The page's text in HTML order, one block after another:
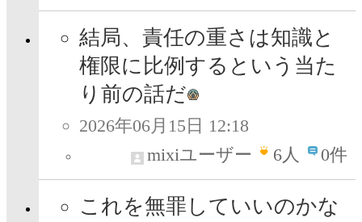
結局、責任の重さは知識と
権限に比例するという当た
り前の話だ
2026年06月15日 12:18
mixiユーザー
6人 0件
これを無罪していいのかな